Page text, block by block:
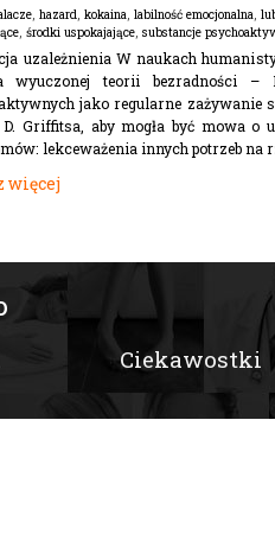
, hazard, kokaina, labilność emocjonalna,
, środki uspokajające, substancje
uzależnienia W naukach
wyuczonej teorii bezradności
jako regularne zażywanie
Griffitsa, aby mogła być mowa o
lekceważenia innych potrzeb na
więcej
Ciekawostki